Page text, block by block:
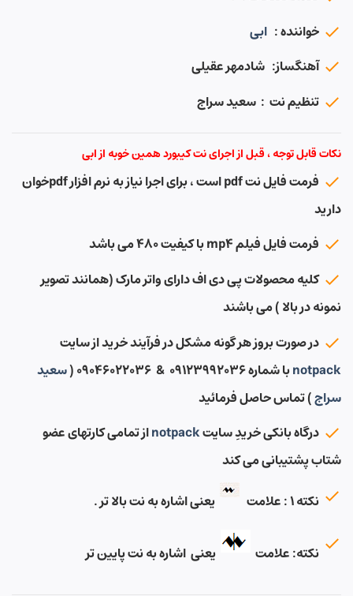
خواننده : ابی
آهنگساز: شادمهر عقیلی
تنظیم نت : سعید سراج
نکات قابل توجه ، قبل از اجرای نت کیبورد همین خوبه از ابی
فرمت فایل نت pdf است ، برای اجرا نیاز به نرم افزار pdfخوان
دارید
فرمت فایل فیلم mp4 با کیفیت ۴۸۰ می باشد
کلیه محصولات پی دی اف دارای واتر مارک (همانند تصویر
نمونه در بالا ) می باشند
در صورت بروز هر گونه مشکل در فرآیند خرید از سایت
notpackبا شماره ۰۹۱۲۳۹۹۲۰۳۶ & ۰۹۰۴۶۰۲۲۰۳۶ (
سعید
سراج) تماس حاصل فرمائید
درگاه بانکی خریدِ سایتnotpackاز تمامی کارتهای عضو
شتاب پشتیبانی می کند
نکته ۱ : علامت
یعنی اشاره به نت بالا تر .
نکته: علامت یعنی اشاره به نت پایین تر